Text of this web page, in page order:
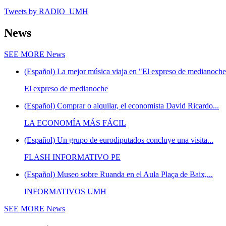
Tweets by RADIO_UMH
News
SEE MORE News
(Español) La mejor música viaja en "El expreso de
El expreso de medianoche
(Español) Comprar o alquilar, el economista David Ricardo...
LA ECONOMÍA MÁS FÁCIL
(Español) Un grupo de eurodiputados concluye una visita...
FLASH INFORMATIVO PE
(Español) Museo sobre Ruanda en el Aula Plaça de Baix,...
INFORMATIVOS UMH
SEE MORE News